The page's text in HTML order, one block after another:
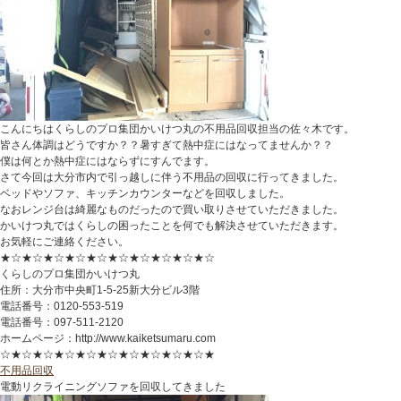
こんにちはくらしのプロ集団かいけつ丸の不用品回収担当の佐々木です。
皆さん体調はどうですか？？暑すぎて熱中症にはなってませんか？？
僕は何とか熱中症にはならずにすんでます。
さて今回は大分市内で引っ越しに伴う不用品の回収に行ってきました。
ベッドやソファ、キッチンカウンターなどを回収しました。
なおレンジ台は綺麗なものだったので買い取りさせていただきました。
かいけつ丸ではくらしの困ったことを何でも解決させていただきます。
お気軽にご連絡ください。
★☆★☆★☆★☆★☆★☆★☆★☆★☆★☆
くらしのプロ集団かいけつ丸
住所：大分市中央町1-5-25新大分ビル3階
電話番号：0120-553-519
電話番号：097-511-2120
ホームページ：http://www.kaiketsumaru.com
☆★☆★☆★☆★☆★☆★☆★☆★☆★☆★
不用品回収
電動リクライニングソファを回収してきました